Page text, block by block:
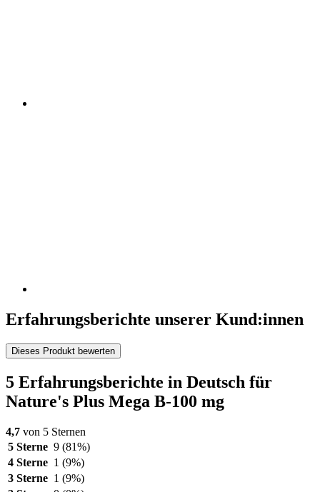
Erfahrungsberichte unserer Kund:innen
Dieses Produkt bewerten
5 Erfahrungsberichte in Deutsch für
Nature's Plus Mega B-100 mg
4,7 von 5 Sternen
5 Sterne 9 (81%)
4 Sterne 1 (9%)
3 Sterne 1 (9%)